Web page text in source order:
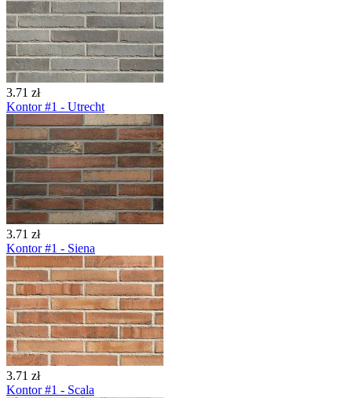
3.71 zł
Kontor #1 - Utrecht
3.71 zł
Kontor #1 - Siena
3.71 zł
Kontor #1 - Scala